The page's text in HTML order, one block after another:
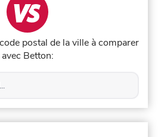
postal de la ville à comparer
avec Betton: